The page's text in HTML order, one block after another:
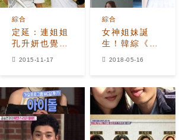
定延：連姐姐
孔升妍也覺得
子瑜最美？
綜合
2015-11-17
女神姐妹誕
生！韓綜《秘
密姐姐》3對
呢？
綜合
2018-05-16